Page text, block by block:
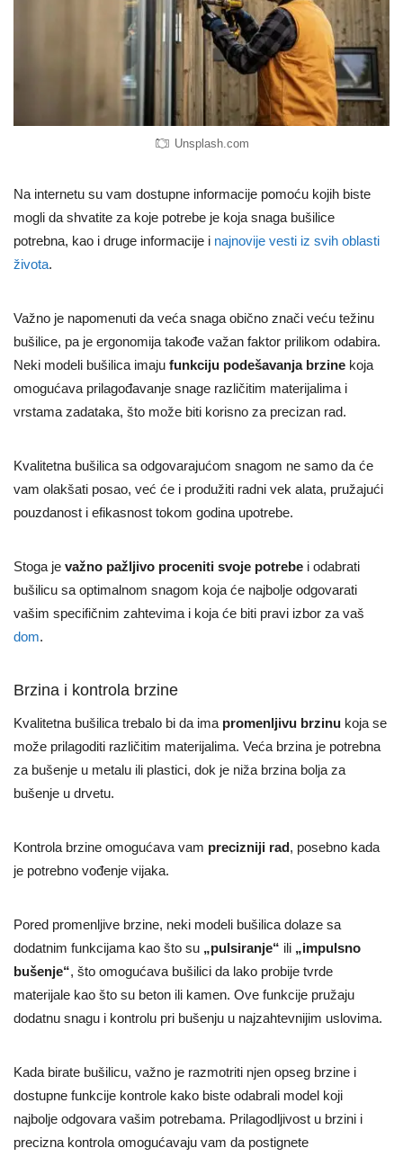
Unsplash.com
Na internetu su vam dostupne informacije pomoću kojih biste
mogli da shvatite za koje potrebe je koja snaga bušilice
potrebna, kao i druge informacije i najnovije vesti iz svih oblasti
života.
Važno je napomenuti da veća snaga obično znači veću težinu
bušilice, pa je ergonomija takođe važan faktor prilikom odabira.
Neki modeli bušilica imaju funkciju podešavanja brzine koja
omogućava prilagođavanje snage različitim materijalima i
vrstama zadataka, što može biti korisno za precizan rad.
Kvalitetna bušilica sa odgovarajućom snagom ne samo da će
vam olakšati posao, već će i produžiti radni vek alata, pružajući
pouzdanost i efikasnost tokom godina upotrebe.
Stoga je važno pažljivo proceniti svoje potrebe i odabrati
bušilicu sa optimalnom snagom koja će najbolje odgovarati
vašim specifičnim zahtevima i koja će biti pravi izbor za vaš
dom.
Brzina i kontrola brzine
Kvalitetna bušilica trebalo bi da ima promenljivu brzinu koja se
može prilagoditi različitim materijalima. Veća brzina je potrebna
za bušenje u metalu ili plastici, dok je niža brzina bolja za
bušenje u drvetu.
Kontrola brzine omogućava vam precizniji rad, posebno kada
je potrebno vođenje vijaka.
Pored promenljive brzine, neki modeli bušilica dolaze sa
dodatnim funkcijama kao što su „pulsiranje“ ili „impulsno
bušenje“, što omogućava bušilici da lako probije tvrde
materijale kao što su beton ili kamen. Ove funkcije pružaju
dodatnu snagu i kontrolu pri bušenju u najzahtevnijim uslovima.
Kada birate bušilicu, važno je razmotriti njen opseg brzine i
dostupne funkcije kontrole kako biste odabrali model koji
najbolje odgovara vašim potrebama. Prilagodljivost u brzini i
precizna kontrola omogućavaju vam da postignete